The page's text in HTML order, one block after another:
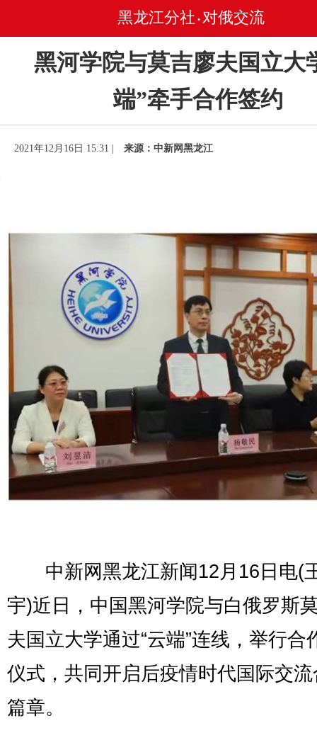
黑龙江分社 • 对俄交流
黑河学院与莫吉廖夫国立大
端”牵手合作签约
2021年12月16日 15:31 | 来源：中新网黑龙江
中新网黑龙江新闻12月16日电(
宇)近日，中国黑河学院与白俄罗斯
夫国立大学通过“云端”连线，举行合
仪式，共同开启后疫情时代国际交
篇章。